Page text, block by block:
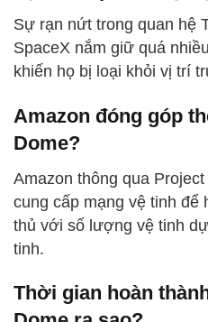
Sự rạn nứt trong quan hệ
SpaceX nắm giữ quá
khiến họ bị loại khỏi vị trí
Amazon đóng góp
Dome?
Amazon thông qua
cung cấp mạng vệ tinh để
thủ với số lượng vệ tinh
tinh.
Thời gian hoàn